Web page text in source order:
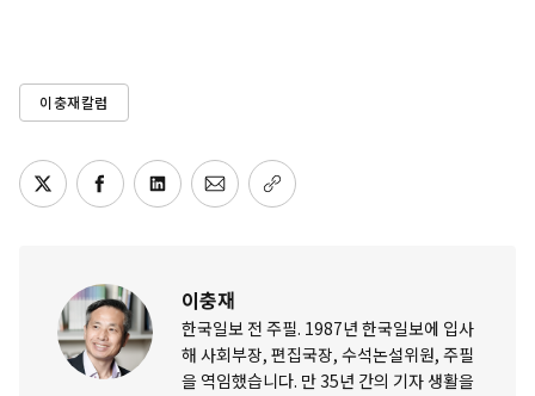
이충재칼럼
이충재
한국일보 전 주필. 1987년 한국일보에 입사
해 사회부장, 편집국장, 수석논설위원, 주필
을 역임했습니다. 만 35년 간의 기자 생활을